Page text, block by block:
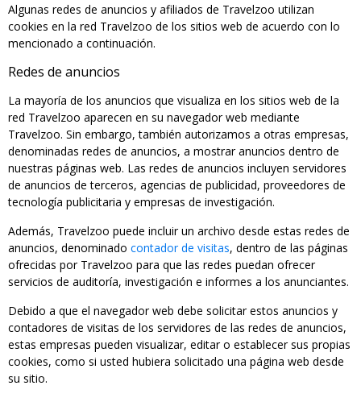
Algunas redes de anuncios y afiliados de Travelzoo utilizan
cookies en la red Travelzoo de los sitios web de acuerdo con lo
mencionado a continuación.
Redes de anuncios
La mayoría de los anuncios que visualiza en los sitios web de la
red Travelzoo aparecen en su navegador web mediante
Travelzoo. Sin embargo, también autorizamos a otras empresas,
denominadas redes de anuncios, a mostrar anuncios dentro de
nuestras páginas web. Las redes de anuncios incluyen servidores
de anuncios de terceros, agencias de publicidad, proveedores de
tecnología publicitaria y empresas de investigación.
Además, Travelzoo puede incluir un archivo desde estas redes de
anuncios, denominado contador de visitas, dentro de las páginas
ofrecidas por Travelzoo para que las redes puedan ofrecer
servicios de auditoría, investigación e informes a los anunciantes.
Debido a que el navegador web debe solicitar estos anuncios y
contadores de visitas de los servidores de las redes de anuncios,
estas empresas pueden visualizar, editar o establecer sus propias
cookies, como si usted hubiera solicitado una página web desde
su sitio.